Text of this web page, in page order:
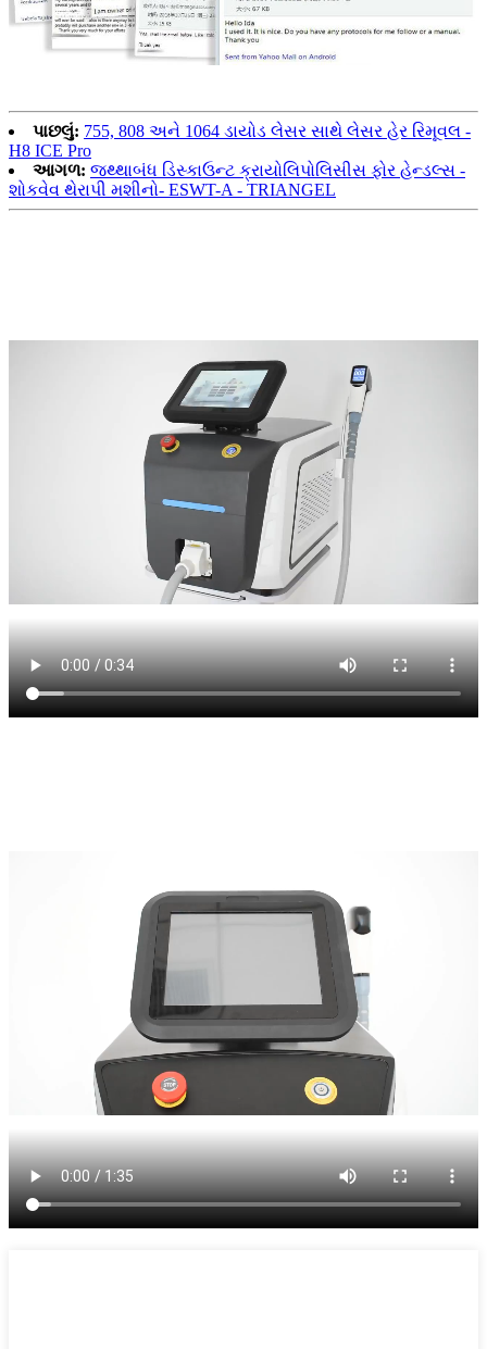
પાછલું: 755, 808 અને 1064 ડાયોડ લેસર સાથે લેસર હેર રિમૂવલ -
H8 ICE Pro
આગળ: જથ્થાબંધ ડિસ્કાઉન્ટ ક્રાયોલિપોલિસીસ ફોર હેન્ડલ્સ -
શોકવેવ થેરાપી મશીનો- ESWT-A - TRIANGEL